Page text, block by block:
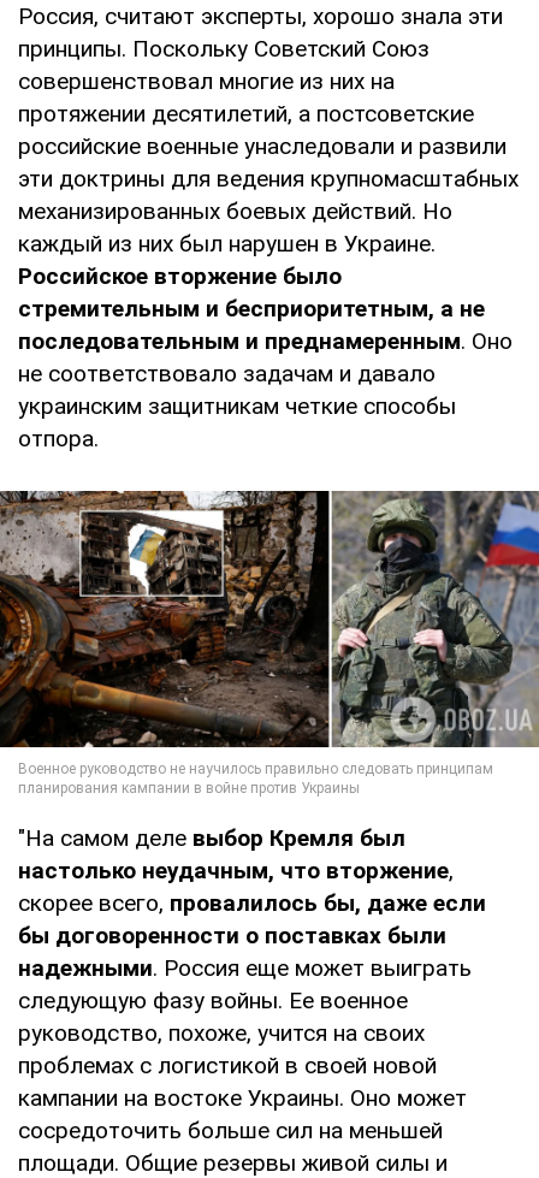
Россия, считают эксперты, хорошо знала эти
принципы. Поскольку Советский Союз
совершенствовал многие из них на
протяжении десятилетий, а постсоветские
российские военные унаследовали и развили
эти доктрины для ведения крупномасштабных
механизированных боевых действий. Но
каждый из них был нарушен в Украине.
Российское вторжение было
стремительным и бесприоритетным, а не
последовательным и преднамеренным. Оно
не соответствовало задачам и давало
украинским защитникам четкие способы
отпора.
"На самом деле выбор Кремля был
настолько неудачным, что вторжение,
скорее всего, провалилось бы, даже если
бы договоренности о поставках были
надежными. Россия еще может выиграть
следующую фазу войны. Ее военное
руководство, похоже, учится на своих
проблемах с логистикой в своей новой
кампании на востоке Украины. Оно может
сосредоточить больше сил на меньшей
площади. Общие резервы живой силы и